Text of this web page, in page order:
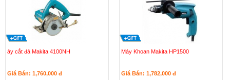
áy cắt đá Makita 4100NH
Giá Bán: 1,760,000 đ
Máy Khoan Makita HP1500
Giá Bán: 1,782,000 đ